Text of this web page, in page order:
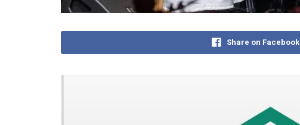
Share on Facebook